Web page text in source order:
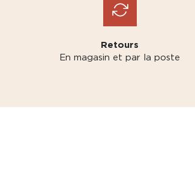
Retours
En magasin et par la poste